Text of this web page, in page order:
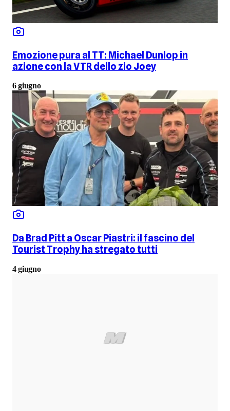
Emozione pura al TT: Michael Dunlop in
azione con la VTR dello zio Joey
6 giugno
Da Brad Pitt a Oscar Piastri: il fascino del
Tourist Trophy ha stregato tutti
4 giugno